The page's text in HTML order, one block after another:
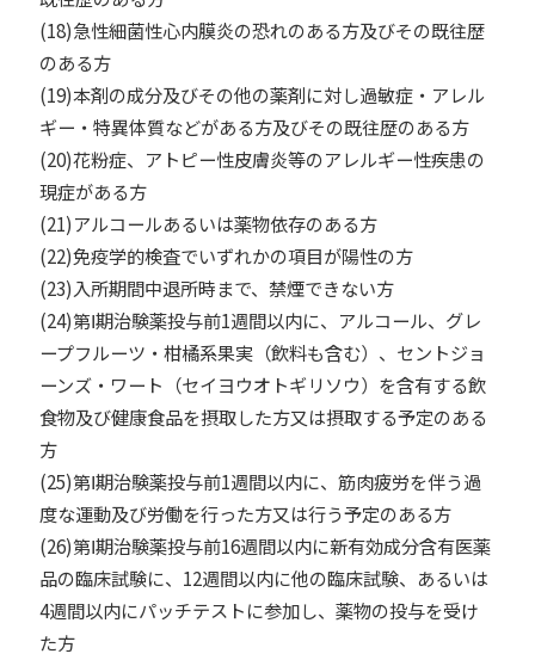
(18)急性細菌性⼼内膜炎の恐れのある方及びその既往歴
のある方
(19)本剤の成分及びその他の薬剤に対し過敏症・アレル
ギー・特異体質などがある方及びその既往歴のある方
(20)花粉症、アトピー性⽪膚炎等のアレルギー性疾患の
現症がある方
(21)アルコールあるいは薬物依存のある方
(22)免疫学的検査でいずれかの項目が陽性の方
(23)⼊所期間中退所時まで、禁煙できない方
(24)第Ⅰ期治験薬投与前1週間以内に、アルコール、グレ
ープフルーツ・柑橘系果実（飲料も含む）、セントジョ
ーンズ・ワート（セイヨウオトギリソウ）を含有する飲
⾷物及び健康⾷品を摂取した方⼜は摂取する予定のある
方
(25)第Ⅰ期治験薬投与前1週間以内に、筋⾁疲労を伴う過
度な運動及び労働を⾏った方⼜は⾏う予定のある方
(26)第Ⅰ期治験薬投与前16週間以内に新有効成分含有医薬
品の臨床試験に、12週間以内に他の臨床試験、あるいは
4週間以内にパッチテストに参加し、薬物の投与を受け
た方